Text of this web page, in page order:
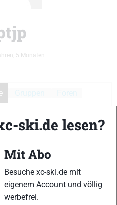
5 Monaten
gefunden.
ski.de lesen?
Mit Abo
Besuche xc-ski.de mit
eigenem Account und völlig
werbefrei.